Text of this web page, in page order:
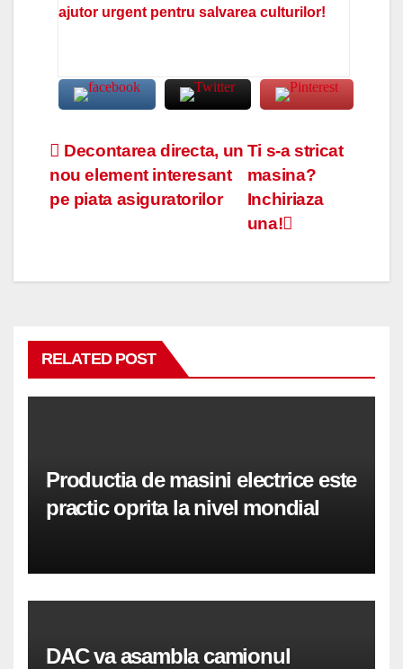
ajutor urgent pentru salvarea culturilor!
Navigare
în
Ti s-a stricat
masina?
Inchiriaza
una!
Decontarea directa, un
nou element interesant
pe piata asiguratorilor
RELATED POST
Productia de masini electrice este
practic oprita la nivel mondial
DAC va asambla camionul